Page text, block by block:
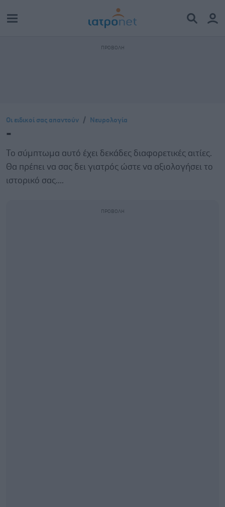
Οι ειδικοί σας απαντούν Νευρολογία
-
Το σύμπτωμα αυτό έχει δεκάδες διαφορετικές αιτίες.
Θα πρέπει να σας δει γιατρός ώστε να αξιολογήσει το
ιστορικό σας....